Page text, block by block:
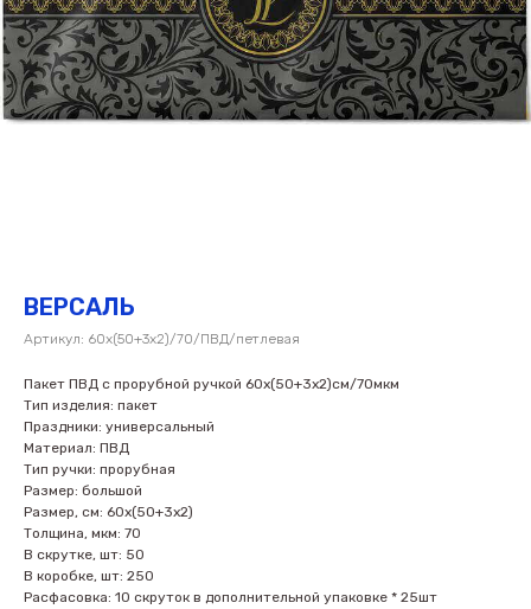
ВЕРСАЛЬ
Артикул: 60х(50+3х2)/70/ПВД/петлевая
Пакет ПВД с прорубной ручкой 60х(50+3х2)см/70мкм
Тип изделия: пакет
Праздники: универсальный
Материал: ПВД
Тип ручки: прорубная
Размер: большой
Размер, см: 60х(50+3х2)
Толщина, мкм: 70
В скрутке, шт: 50
В коробке, шт: 250
Расфасовка: 10 скруток в дополнительной упаковке * 25шт